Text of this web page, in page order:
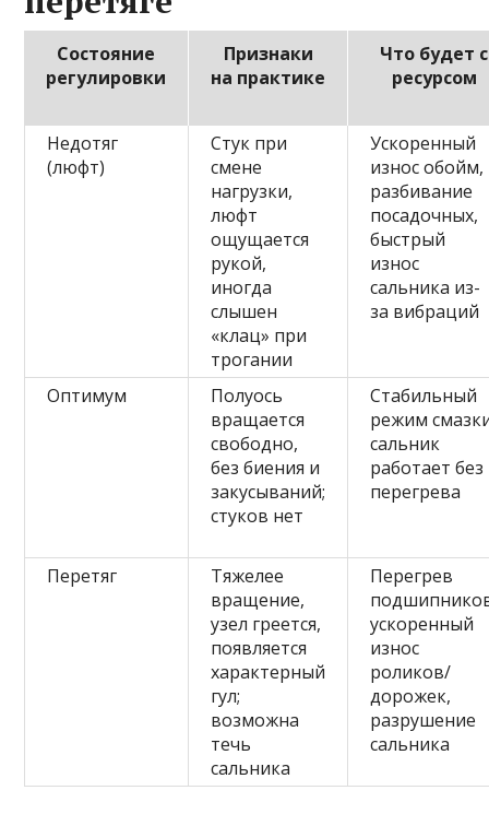
Состояние
регулировки
Признаки
на практике
Что будет с
ресурcом
Недотяг
(люфт)
Стук при
смене
нагрузки,
люфт
ощущается
рукой,
иногда
слышен
«клац» при
трогании
Ускоренный
износ обойм,
разбивание
посадочных,
быстрый
износ
сальника из-
за вибраций
Оптимум
Полуось
вращается
свободно,
без биения и
закусываний;
стуков нет
Стабильный
режим
сальник
работает без
перегрева
Перетяг
Тяжелее
вращение,
узел греется,
появляется
характерный
гул;
возможна
течь
сальника
Перегрев
ускоренный
износ
роликов/
дорожек,
разрушение
сальника